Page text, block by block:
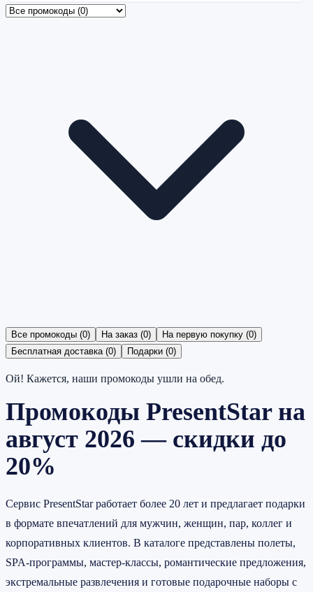
Все промокоды (0) На заказ (0) На первую покупку (0)
Бесплатная доставка (0) Подарки (0)
Ой! Кажется, наши промокоды ушли на обед.
Промокоды PresentStar на
август 2026 — скидки до
20%
Сервис PresentStar работает более 20 лет и предлагает подарки
в формате впечатлений для мужчин, женщин, пар, коллег и
корпоративных клиентов. В каталоге представлены полеты,
SPA-программы, мастер-классы, романтические предложения,
экстремальные развлечения и готовые подарочные наборы с